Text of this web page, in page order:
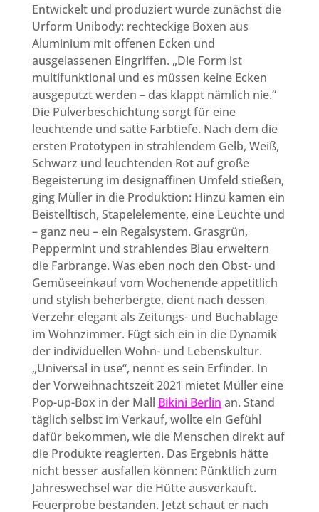
Entwickelt und produziert wurde zunächst die
Urform Unibody: rechteckige Boxen aus
Aluminium mit offenen Ecken und
ausgelassenen Eingriffen. „Die Form ist
multifunktional und es müssen keine Ecken
ausgeputzt werden – das klappt nämlich nie.“
Die Pulverbeschichtung sorgt für eine
leuchtende und satte Farbtiefe. Nach dem die
ersten Prototypen in strahlendem Gelb, Weiß,
Schwarz und leuchtenden Rot auf große
Begeisterung im designaffinen Umfeld stießen,
ging Müller in die Produktion: Hinzu kamen ein
Beistelltisch, Stapelelemente, eine Leuchte und
– ganz neu – ein Regalsystem. Grasgrün,
Peppermint und strahlendes Blau erweitern
die Farbrange. Was eben noch den Obst- und
Gemüseeinkauf vom Wochenende appetitlich
und stylish beherbergte, dient nach dessen
Verzehr elegant als Zeitungs- und Buchablage
im Wohnzimmer. Fügt sich ein in die Dynamik
der individuellen Wohn- und Lebenskultur.
„Universal in use“, nennt es sein Erfinder. In
der Vorweihnachtszeit 2021 mietet Müller eine
Pop-up-Box in der Mall Bikini Berlin an. Stand
täglich selbst im Verkauf, wollte ein Gefühl
dafür bekommen, wie die Menschen direkt auf
die Produkte reagierten. Das Ergebnis hätte
nicht besser ausfallen können: Pünktlich zum
Jahreswechsel war die Hütte ausverkauft.
Feuerprobe bestanden. Jetzt schaut er nach